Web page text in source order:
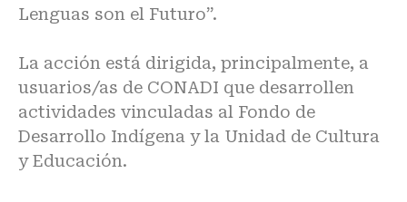
Lenguas son el Futuro”.
La acción está dirigida, principalmente, a
usuarios/as de CONADI que desarrollen
actividades vinculadas al Fondo de
Desarrollo Indígena y la Unidad de Cultura
y Educación.